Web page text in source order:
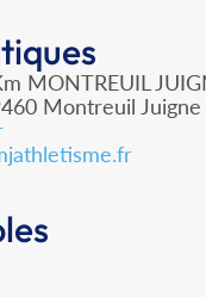
MONTREUIL
Montreuil Juigne